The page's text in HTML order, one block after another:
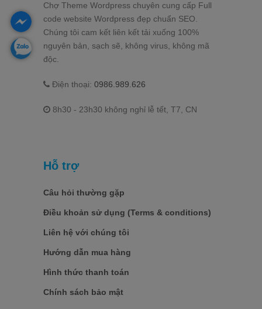
Chợ Theme Wordpress chuyên cung cấp Full
code website Wordpress đẹp chuẩn SEO.
Chúng tôi cam kết liên kết tải xuống 100%
nguyên bản, sạch sẽ, không virus, không mã
độc.
Điện thoại: 0986.989.626
8h30 - 23h30 không nghỉ lễ tết, T7, CN
Hỗ trợ
Câu hỏi thường gặp
Điều khoản sử dụng (Terms & conditions)
Liên hệ với chúng tôi
Hướng dẫn mua hàng
Hình thức thanh toán
Chính sách bảo mật